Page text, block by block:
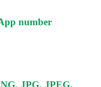
number
JPG, JPEG,